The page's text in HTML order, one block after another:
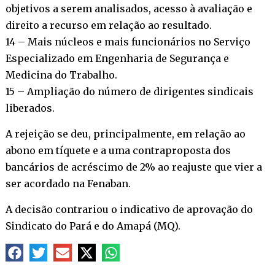
objetivos a serem analisados, acesso à avaliação e
direito a recurso em relação ao resultado.
14 – Mais núcleos e mais funcionários no Serviço
Especializado em Engenharia de Segurança e
Medicina do Trabalho.
15 – Ampliação do número de dirigentes sindicais
liberados.
A rejeição se deu, principalmente, em relação ao
abono em tíquete e a uma contraproposta dos
bancários de acréscimo de 2% ao reajuste que vier a
ser acordado na Fenaban.
A decisão contrariou o indicativo de aprovação do
Sindicato do Pará e do Amapá (MQ).